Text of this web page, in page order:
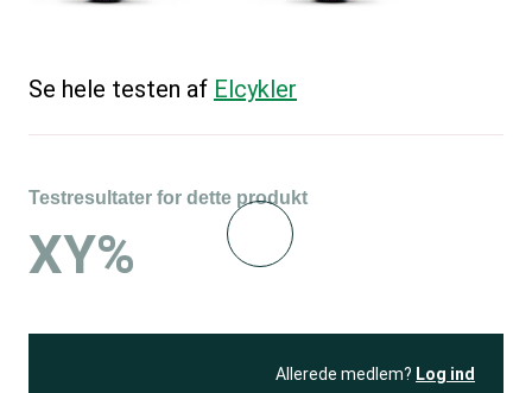
Se hele testen af Elcykler
Testresultater for dette produkt
XY%
Allerede medlem? Log ind